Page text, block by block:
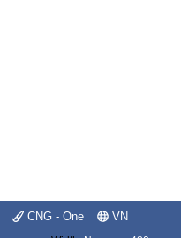
CNG - One VN